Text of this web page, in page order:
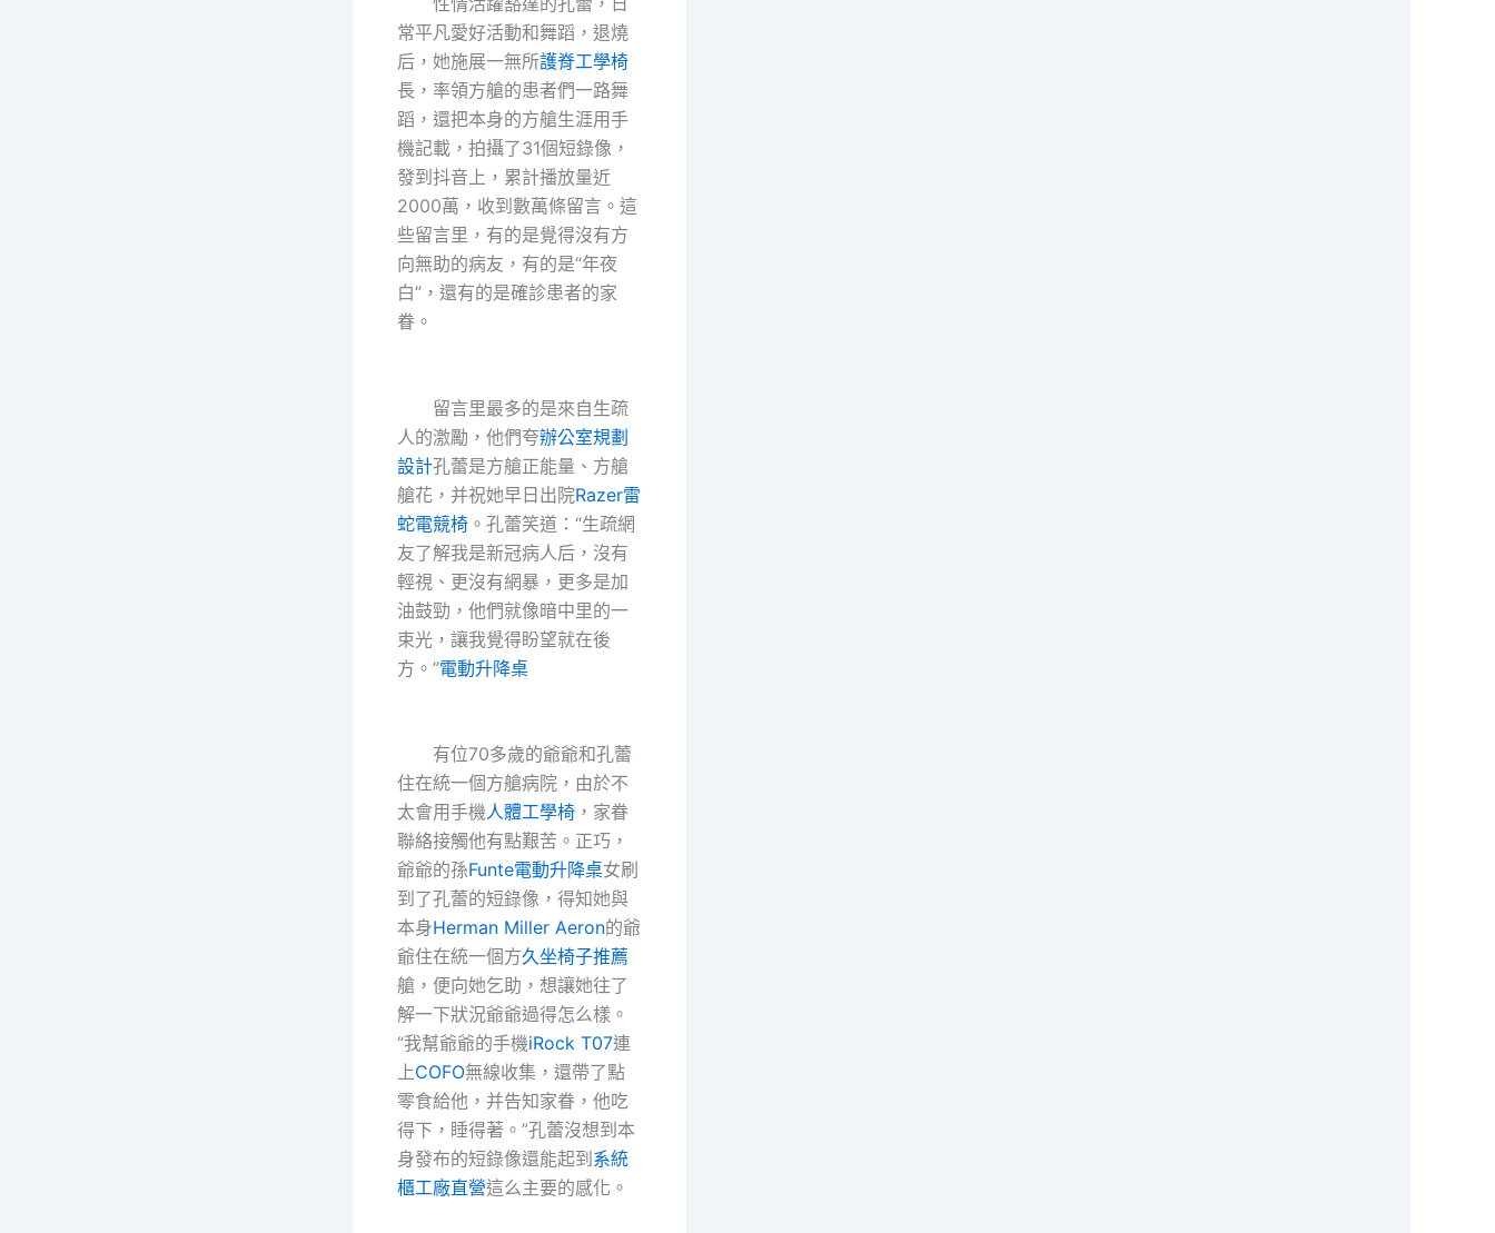
常平凡愛好活動和舞蹈，退燒
后，她施展一無所護脊工學椅
長，率領方艙的患者們一路舞
蹈，還把本身的方艙生涯用手
機記載，拍攝了31個短錄像，
發到抖音上，累計播放量近
2000萬，收到數萬條留言。這
些留言里，有的是覺得沒有方
向無助的病友，有的是“年夜
白”，還有的是確診患者的家
眷。
留言里最多的是來自生疏
人的激勵，他們夸辦公室規劃
設計孔蕾是方艙正能量、方艙
艙花，并祝她早日出院Razer雷
蛇電競椅 。孔蕾笑道：“生疏網
友了解我是新冠病人后，沒有
輕視、更沒有網暴，更多是加
油鼓勁，他們就像暗中里的一
束光，讓我覺得盼望就在後
方。”電動升降桌
有位70多歲的爺爺和孔蕾
住在統一個方艙病院，由於不
太會用手機人體工學椅 ，家眷
聯絡接觸他有點艱苦。正巧，
爺爺的孫Funte電動升降桌女刷
到了孔蕾的短錄像，得知她與
本身Herman Miller Aeron的爺
爺住在統一個方久坐椅子推薦
艙，便向她乞助，想讓她往了
解一下狀況爺爺過得怎么樣。
“我幫爺爺的手機iRock T07連
上COFO無線收集，還帶了點
零食給他，并告知家眷，他吃
得下，睡得著。”孔蕾沒想到本
身發布的短錄像還能起到 系統
櫃工廠直營這么主要的感化。